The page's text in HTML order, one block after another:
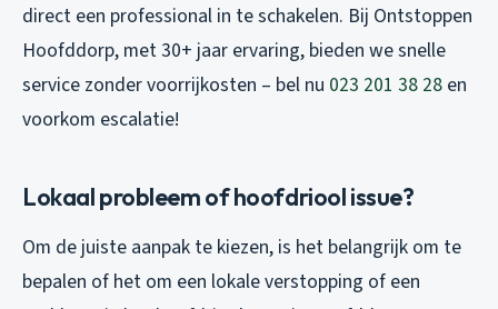
direct een professional in te schakelen. Bij Ontstoppen
Hoofddorp, met 30+ jaar ervaring, bieden we snelle
service zonder voorrijkosten – bel nu 023 201 38 28 en
voorkom escalatie!
Lokaal probleem of hoofdriool issue?
Om de juiste aanpak te kiezen, is het belangrijk om te
bepalen of het om een lokale verstopping of een